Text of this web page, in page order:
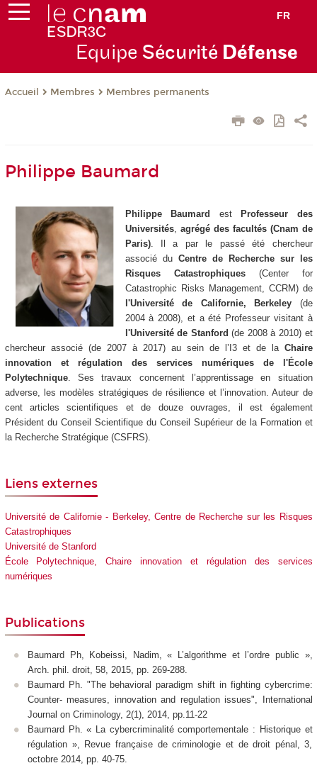
FR
Equipe Sécurité Défense
Accueil Membres Membres permanents
Philippe Baumard
Philippe Baumard est
Professeur des
Universités, agrégé des facultés (Cnam de
Paris). Il a par le passé été chercheur
associé duCentre de Recherche sur les
Risques Catastrophiques(Center for
Catastrophic Risks Management, CCRM) de
l'Université de Californie, Berkeley (de
2004 à 2008), et a été Professeur visitant à
l'Université de Stanford(de 2008 à 2010) et
chercheur associé (de 2007 à 2017) au sein de l’I3 et de la Chaire
innovation et régulation des services numériques de l'École
Polytechnique. Ses travaux concernent l’apprentissage en situation
adverse, les modèles stratégiques de résilience et l’innovation. Auteur de
cent articles scientifiques et de douze ouvrages, il est également
Président du Conseil Scientifique du Conseil Supérieur de la Formation et
la Recherche Stratégique (CSFRS).
Liens externes
Université de Californie - Berkeley, Centre de Recherche sur les Risques
Catastrophiques
Université de Stanford
École Polytechnique, Chaire innovation et régulation des services
numériques
Publications
Baumard Ph, Kobeissi, Nadim, « L’algorithme et l’ordre public »,
Arch. phil. droit, 58, 2015, pp. 269-288.
Baumard Ph. "The behavioral paradigm shift in fighting cybercrime:
Counter- measures, innovation and regulation issues", International
Journal on Criminology, 2(1), 2014, pp.11-22
Baumard Ph. « La cybercriminalité comportementale : Historique et
régulation », Revue française de criminologie et de droit pénal, 3,
octobre 2014, pp. 40-75.